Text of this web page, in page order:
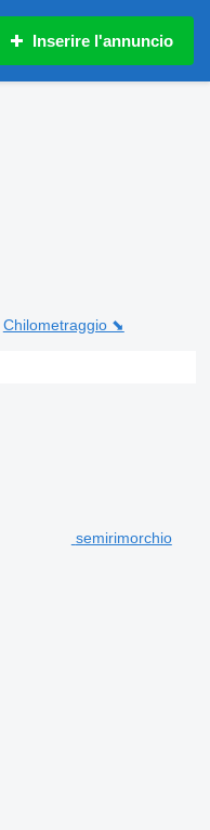
Inserire l'annuncio
Chilometraggio ⬊
semirimorchio